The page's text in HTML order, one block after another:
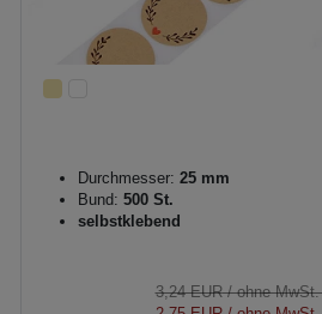
Durchmesser: 25 mm
Bund: 500 St.
selbstklebend
3,24 EUR/ ohne MwSt.